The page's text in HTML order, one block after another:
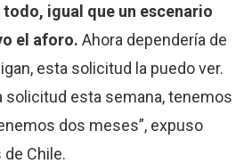
igual que un escenario
el aforo.Ahora dependería de
esta solicitud la puedo ver.
solicitud esta semana, tenemos
dos meses”, expuso
Chile.